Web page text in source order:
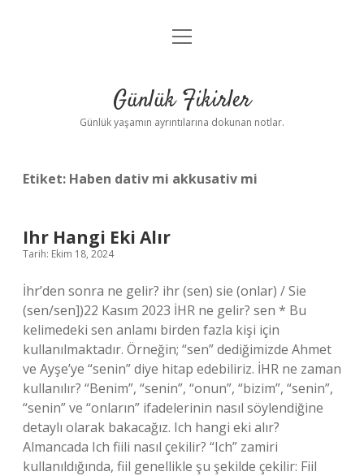
Anasayfa
Yasal Uyarı
menüyü
Günlük Fikirler
Günlük yaşamın ayrıntılarına dokunan notlar.
Etiket: Haben dativ mi akkusativ mi
Ihr Hangi Eki Alır
Tarih: Ekim 18, 2024
İhr’den sonra ne gelir? ihr (sen) sie (onlar) / Sie
(sen/sen])22 Kasım 2023 İHR ne gelir? sen * Bu
kelimedeki sen anlamı birden fazla kişi için
kullanılmaktadır. Örneğin; “sen” dediğimizde Ahmet
ve Ayşe’ye “senin” diye hitap edebiliriz. İHR ne zaman
kullanılır? “Benim”, “senin”, “onun”, “bizim”, “senin”,
“senin” ve “onların” ifadelerinin nasıl söylendiğine
detaylı olarak bakacağız. Ich hangi eki alır?
Almancada Ich fiili nasıl çekilir? “Ich” zamiri
kullanıldığında, fiil genellikle şu şekilde çekilir: Fiil